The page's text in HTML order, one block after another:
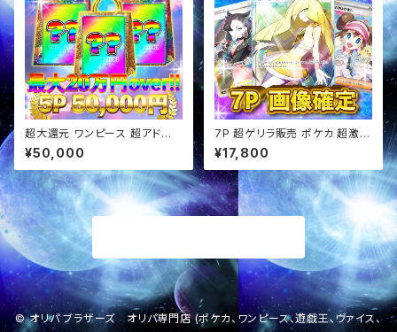
超大還元 ワンピース 超アド確
定福袋 オリパ
¥50,000
7P 超ゲリラ販売 ポケカ 超激ア
ツ 画像確定 オリパ
¥17,800
© オリパ ブラザーズ オリパ専門店 (ポケカ、ワンピース、遊戯王、ヴァイス、